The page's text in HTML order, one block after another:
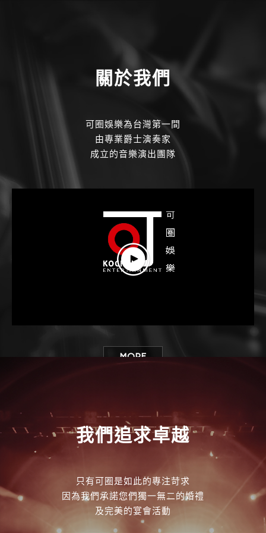
關於我們
可圈娛樂為台灣第一間
由專業爵士演奏家
成立的音樂演出團隊
MORE
我們追求卓越
只有可圈是如此的專注苛求
因為我們承諾您們獨一無二的婚禮
及完美的宴會活動